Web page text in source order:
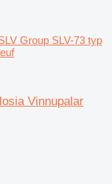
Group SLV-73 typ
Vinnupalar